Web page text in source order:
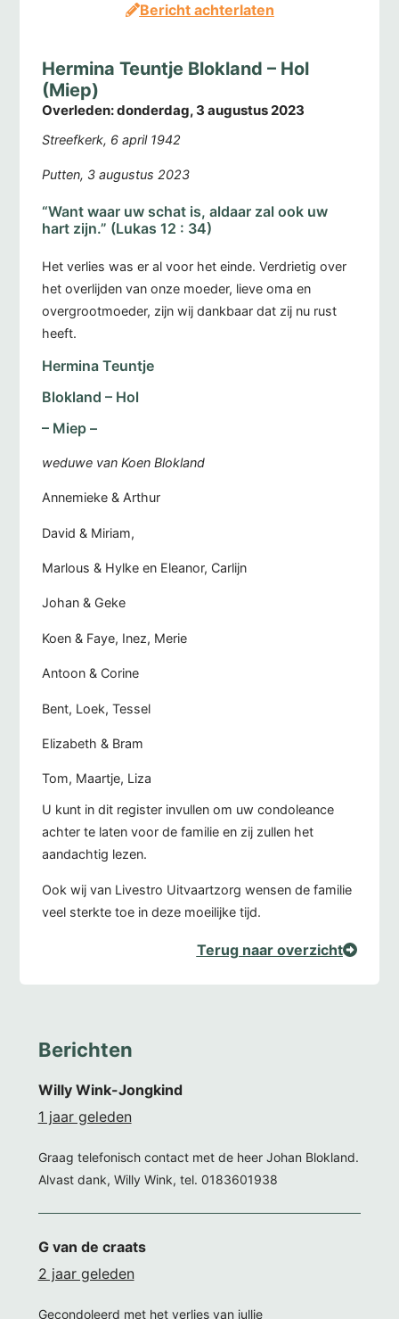
Bericht achterlaten
Hermina Teuntje Blokland – Hol
(Miep)
Overleden:donderdag, 3 augustus 2023
Streefkerk, 6 april 1942
Putten, 3 augustus 2023
“Want waar uw schat is, aldaar zal ook uw
hart zijn.” (Lukas 12 : 34)
Het verlies was er al voor het einde. Verdrietig over
het overlijden van onze moeder, lieve oma en
overgrootmoeder, zijn wij dankbaar dat zij nu rust
heeft.
Hermina Teuntje
Blokland – Hol
– Miep –
weduwe van Koen Blokland
Annemieke & Arthur
David & Miriam,
Marlous & Hylke en Eleanor, Carlijn
Johan & Geke
Koen & Faye, Inez, Merie
Antoon & Corine
Bent, Loek, Tessel
Elizabeth & Bram
Tom, Maartje, Liza
U kunt in dit register invullen om uw condoleance
achter te laten voor de familie en zij zullen het
aandachtig lezen.
Ook wij van Livestro Uitvaartzorg wensen de familie
veel sterkte toe in deze moeilijke tijd.
Terug naar overzicht
Berichten
Willy Wink-Jongkind
1 jaar geleden
Graag telefonisch contact met de heer Johan Blokland.
Alvast dank, Willy Wink, tel. 0183601938
G van de craats
2 jaar geleden
Gecondoleerd met het verlies van jullie